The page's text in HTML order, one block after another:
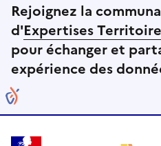
Rejoignez la
d'Expertises
pour échanger et
expérience des